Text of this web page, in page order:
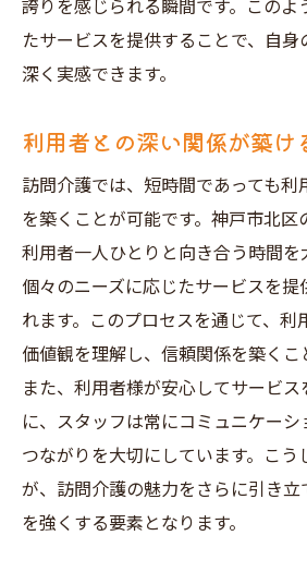
誇りを感じられる瞬間です。このよ
たサービスを提供することで、自身
深く実感できます。
利用者との深い関係が築け
訪問介護では、短時間であっても利
を築くことが可能です。神戸市北区
利用者一人ひとりと向き合う時間を
個々のニーズに応じたサービスを提
れます。このプロセスを通じて、利
価値観を理解し、信頼関係を築くこ
また、利用者様が安心してサービス
に、スタッフは常にコミュニケー
つながりを大切にしています。こう
が、訪問介護の魅力をさらに引き立
を強くする要素となります。